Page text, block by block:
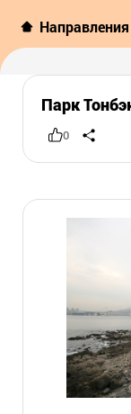
Направления
Парк
0